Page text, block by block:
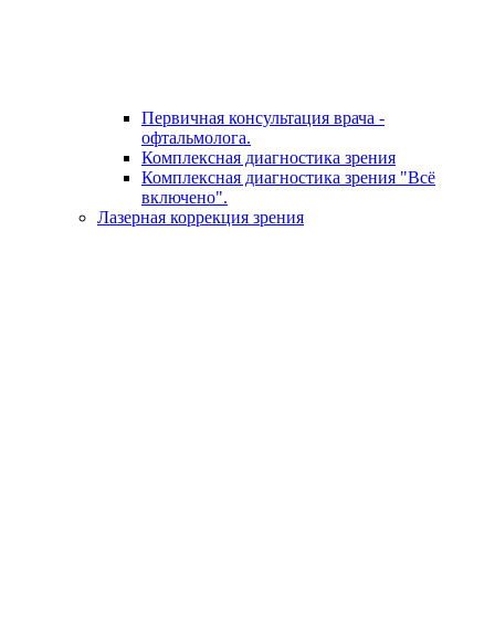
Первичная консультация врача -
офтальмолога.
Комплексная диагностика зрения
Комплексная диагностика зрения "Всё
включено".
Лазерная коррекция зрения